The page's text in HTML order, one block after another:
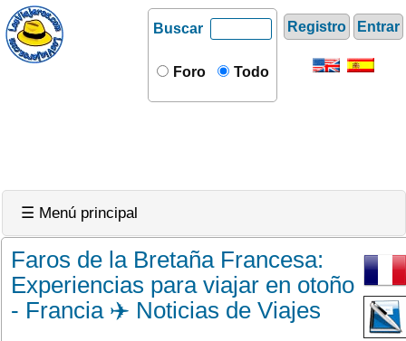
Registro Entrar
Buscar
Foro Todo
☰ Menú principal
Faros de la Bretaña Francesa:
Experiencias para viajar en otoño
- Francia ✈️ Noticias de Viajes